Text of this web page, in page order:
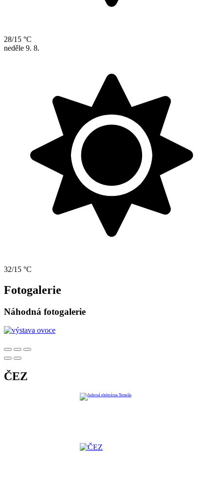
28/15 °C
neděle 9. 8.
32/15 °C
Fotogalerie
Náhodná fotogalerie
ČEZ